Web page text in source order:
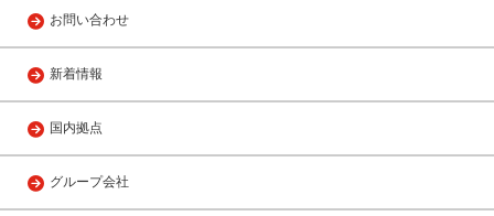
お問い合わせ
新着情報
国内拠点
グループ会社